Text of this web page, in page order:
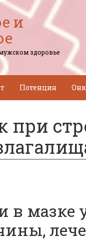
и
здоровье
Потенция
при
в